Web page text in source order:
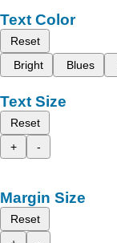
Text Color
Reset
Bright
Blues
Text Size
Reset
+
-
Margin Size
Reset